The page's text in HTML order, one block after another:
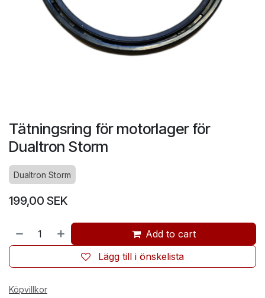
Tätningsring för motorlager för
Dualtron Storm
Dualtron Storm
199,00 SEK
Add to cart
Lägg till i önskelista
Köpvillkor